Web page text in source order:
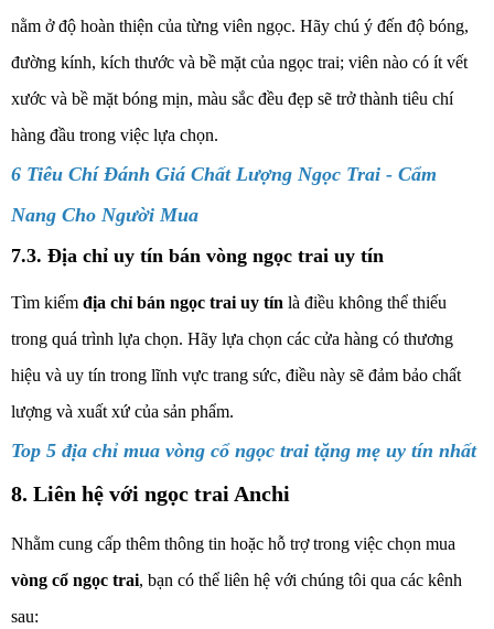
nằm ở độ hoàn thiện của từng viên ngọc. Hãy chú ý đến độ bóng,
đường kính, kích thước và bề mặt của ngọc trai; viên nào có ít vết
xước và bề mặt bóng mịn, màu sắc đều đẹp sẽ trở thành tiêu chí
hàng đầu trong việc lựa chọn.
6 Tiêu Chí Đánh Giá Chất Lượng Ngọc Trai - Cẩm
Nang Cho Người Mua
7.3. Địa chỉ uy tín bán vòng ngọc trai uy tín
Tìm kiếm địa chỉ bán ngọc trai uy tín là điều không thể thiếu
trong quá trình lựa chọn. Hãy lựa chọn các cửa hàng có thương
hiệu và uy tín trong lĩnh vực trang sức, điều này sẽ đảm bảo chất
lượng và xuất xứ của sản phẩm.
Top 5 địa chỉ mua vòng cổ ngọc trai tặng mẹ uy tín nhất
8. Liên hệ với ngọc trai Anchi
Nhằm cung cấp thêm thông tin hoặc hỗ trợ trong việc chọn mua
vòng cổ ngọc trai, bạn có thể liên hệ với chúng tôi qua các kênh
sau: